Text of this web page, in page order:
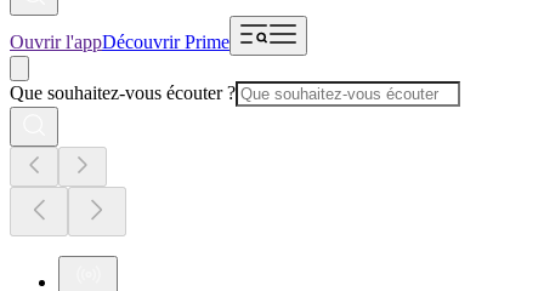
Ouvrir l'appDécouvrir Prime
Que souhaitez-vous écouter ?